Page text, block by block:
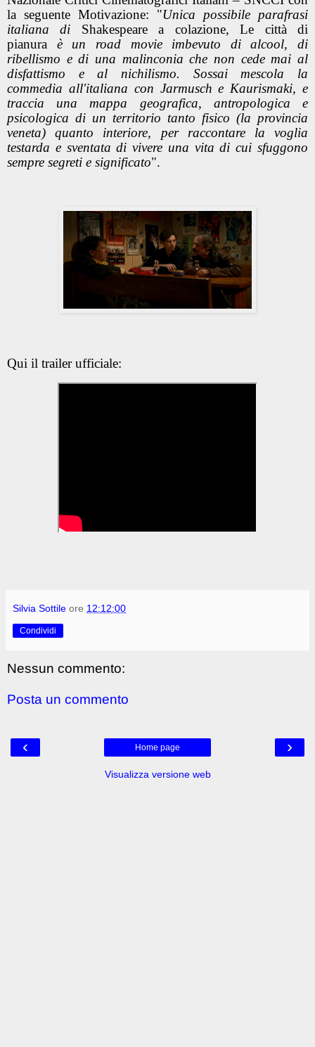
la seguente Motivazione: "Unica possibile parafrasi
italiana di Shakespeare a colazione,Le città di
pianura è un road movie imbevuto di alcool, di
ribellismo e di una malinconia che non cede mai al
disfattismo e al nichilismo. Sossai mescola la
commedia all'italiana con Jarmusch e Kaurismaki, e
traccia una mappa geografica, antropologica e
psicologica di un territorio tanto fisico (la provincia
veneta) quanto interiore, per raccontare la voglia
testarda e sventata di vivere una vita di cui sfuggono
sempre segreti e significato".
Qui il trailer ufficiale:
Silvia Sottile ore 12:12:00
Condividi
Nessun commento:
Posta un commento
‹ ›
Home page
Visualizza versione web